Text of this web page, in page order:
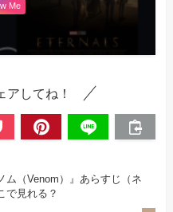
Me
アしてね！
ム（Venom）』あらすじ（ネ
で見れる？